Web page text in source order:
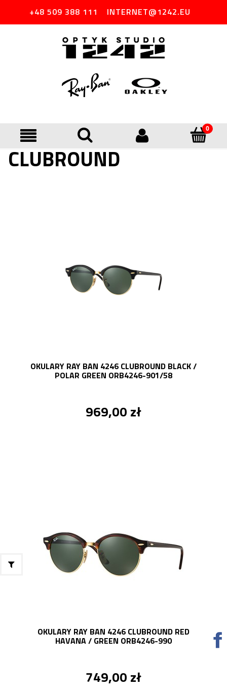
+48 509 388 111 INTERNET@1242.EU
CLUBROUND
OKULARY RAY BAN 4246 CLUBROUND BLACK /
POLAR GREEN ORB4246-901/58
969,00 zł
OKULARY RAY BAN 4246 CLUBROUND RED
HAVANA / GREEN ORB4246-990
749,00 zł